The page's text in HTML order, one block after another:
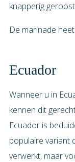
knapperig
De marinade
Ecuador
Wanneer u in
kennen dit
Ecuador is
populaire variant
verwerkt, maar